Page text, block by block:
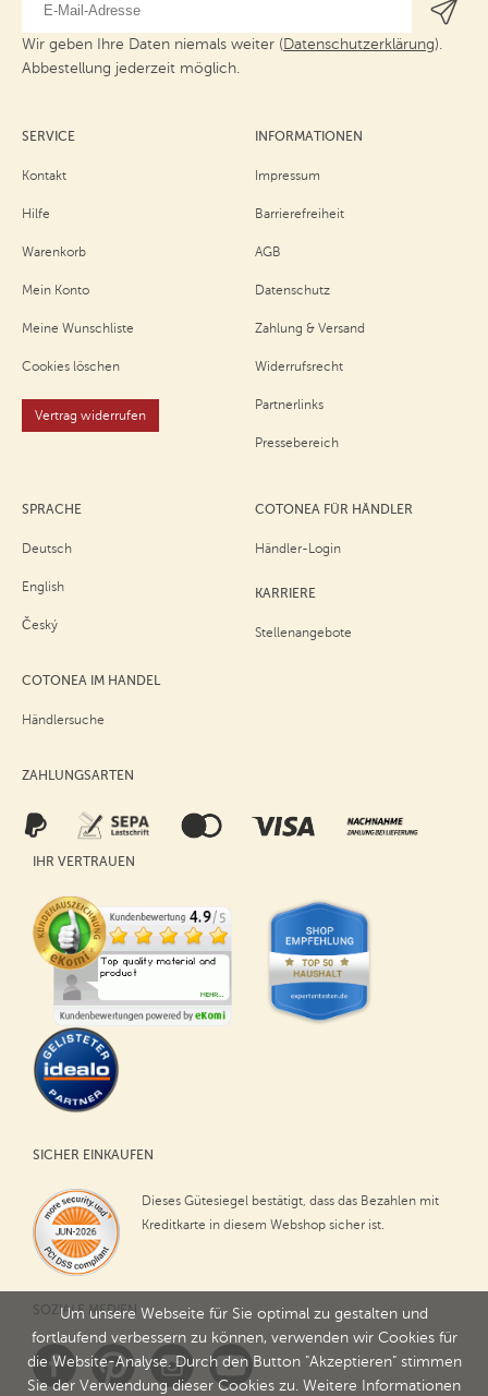
Um unsere Webseite für Sie optimal zu gestalten und
fortlaufend verbessern zu können, verwenden wir Cookies für
die Website-Analyse. Durch den Button "Akzeptieren" stimmen
Sie der Verwendung dieser Cookies zu. Weitere Informationen
Wir geben Ihre Daten niemals weiter (Datenschutzerklärung).
Abbestellung jederzeit möglich.
SERVICE
Kontakt
Hilfe
Warenkorb
Mein Konto
Meine Wunschliste
Cookies löschen
Vertrag widerrufen
INFORMATIONEN
Impressum
Barrierefreiheit
AGB
Datenschutz
Zahlung & Versand
Widerrufsrecht
Partnerlinks
Pressebereich
SPRACHE
Deutsch
English
Český
COTONEA IM HANDEL
Händlersuche
COTONEA FÜR HÄNDLER
Händler-Login
KARRIERE
Stellenangebote
ZAHLUNGSARTEN
IHR VERTRAUEN
SICHER EINKAUFEN
Dieses Gütesiegel bestätigt, dass das Bezahlen mit
Kreditkarte in diesem Webshop sicher ist.
SOZIALE MEDIEN